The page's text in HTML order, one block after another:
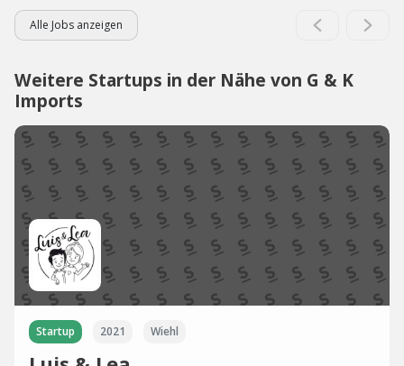
Alle Jobs anzeigen
Weitere Startups in der Nähe von G & K
Imports
Startup 2021 Wiehl